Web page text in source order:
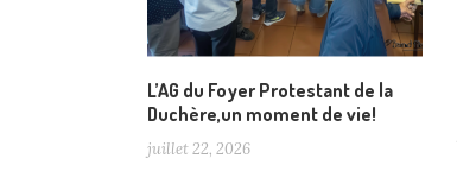
L’AG du Foyer Protestant de la
Duchère,un moment de vie!
juillet 22, 2026